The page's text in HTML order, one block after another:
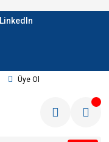
LinkedIn
Üye Ol